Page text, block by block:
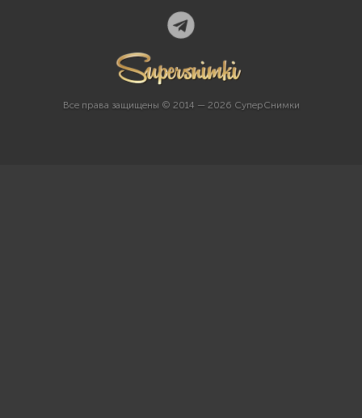
Все права защищены © 2014 — 2026 СуперСнимки